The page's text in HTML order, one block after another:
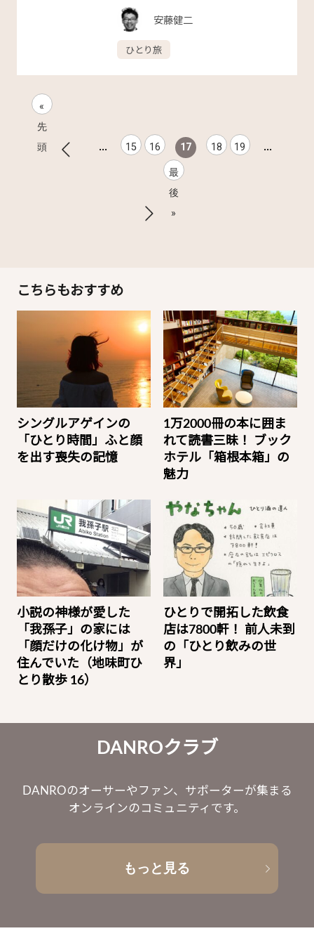
安藤健二
ひとり旅
«
先
頭
... 15 16 17 18 19 ...
最
後
»
こちらもおすすめ
シングルアゲインの
「ひとり時間」ふと顔
を出す喪失の記憶
1万2000冊の本に囲ま
れて読書三昧！ ブック
ホテル「箱根本箱」の
魅力
小説の神様が愛した
「我孫子」の家には
「顔だけの化け物」が
住んでいた（地味町ひ
とり散歩 16）
ひとりで開拓した飲食
店は7800軒！ 前人未到
の「ひとり飲みの世
界」
DANROクラブ
DANROのオーサーやファン、サポーターが集まる
オンラインのコミュニティです。
もっと見る